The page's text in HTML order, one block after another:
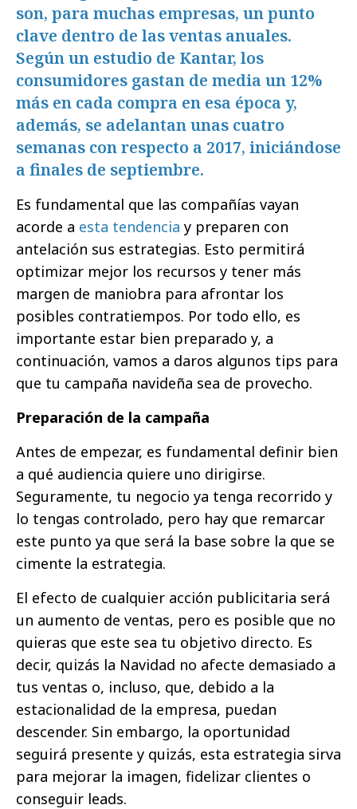
son, para muchas empresas, un punto
clave dentro de las ventas anuales.
Según un estudio de Kantar, los
consumidores gastan de media un 12%
más en cada compra en esa época y,
además, se adelantan unas cuatro
semanas con respecto a 2017, iniciándose
a finales de septiembre.
Es fundamental que las compañías vayan
acorde a esta tendencia y preparen con
antelación sus estrategias. Esto permitirá
optimizar mejor los recursos y tener más
margen de maniobra para afrontar los
posibles contratiempos. Por todo ello, es
importante estar bien preparado y, a
continuación, vamos a daros algunos tips para
que tu campaña navideña sea de provecho.
Preparación de la campaña
Antes de empezar, es fundamental definir bien
a qué audiencia quiere uno dirigirse.
Seguramente, tu negocio ya tenga recorrido y
lo tengas controlado, pero hay que remarcar
este punto ya que será la base sobre la que se
cimente la estrategia.
El efecto de cualquier acción publicitaria será
un aumento de ventas, pero es posible que no
quieras que este sea tu objetivo directo. Es
decir, quizás la Navidad no afecte demasiado a
tus ventas o, incluso, que, debido a la
estacionalidad de la empresa, puedan
descender. Sin embargo, la oportunidad
seguirá presente y quizás, esta estrategia sirva
para mejorar la imagen, fidelizar clientes o
conseguir leads.